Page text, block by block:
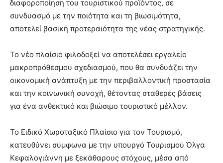
διαφοροποίηση του τουριστικού προϊόντος, σε
συνδυασμό με την ποιότητα και τη βιωσιμότητα,
αποτελεί βασική προτεραιότητα της νέας στρατηγικής.
Το νέο πλαίσιο φιλοδοξεί να αποτελέσει εργαλείο
μακροπρόθεσμου σχεδιασμού, που θα συνδυάζει την
οικονομική ανάπτυξη με την περιβαλλοντική προστασία
και την κοινωνική συνοχή, θέτοντας σταθερές βάσεις
για ένα ανθεκτικό και βιώσιμο τουριστικό μέλλον.
Το Ειδικό Χωροταξικό Πλαίσιο για τον Τουρισμό,
κατευθύνει σύμφωνα με την υπουργό Τουρισμού Όλγα
Κεφαλογιάννη με ξεκάθαρους στόχους, μέσα από